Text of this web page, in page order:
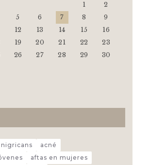
1
2
5 6 7 8
9
12 13 14 15
16
19 20 21 22
23
26 27 28 29
30
acné
aftas en mujeres